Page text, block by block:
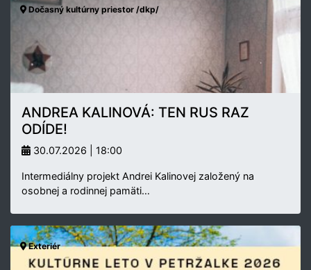
Dočasný kultúrny priestor /dkp/
ANDREA KALINOVÁ: TEN RUS RAZ
ODÍDE!
30.07.2026 | 18:00
Intermediálny projekt Andrei Kalinovej založený na
osobnej a rodinnej pamäti…
Exteriér